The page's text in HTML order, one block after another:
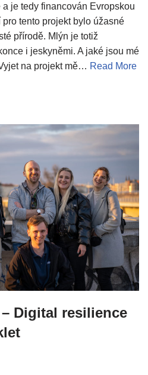
je tedy financován Evropskou
tento projekt bylo úžasné
přírodě. Mlýn je totiž
i jeskyněmi. A jaké jsou mé
na projekt mě… Read More
Digital resilience